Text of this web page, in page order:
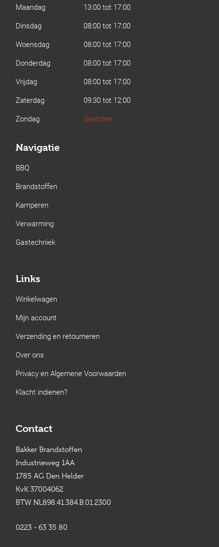
Maandag
13:00 tot 17:00
Dinsdag
08:00 tot 17:00
Woensdag
08:00 tot 17:00
Donderdag
08:00 tot 17:00
Vrijdag
08:00 tot 17:00
Zaterdag
09:30 tot 12:00
Zondag
Gesloten
Navigatie
BBQ
Brandstoffen
Kamperen
Verwarming
Gastechniek
Links
Winkelwagen
Mijn account
Verzending en retourneren
Over ons
Privacy en Algemene Voorwaarden
Klacht indienen?
Contact
Bakker Brandstoffen
Industrieweg 1AA
1785 AG Den Helder
KvK 37004062
BTW NL898.41.384.B.01.2300
0223 - 63 35 80